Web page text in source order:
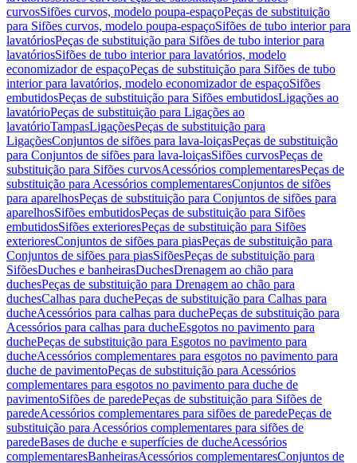
curvosSifões curvos, modelo poupa-espaçoPeças de substituição
para Sifões curvos, modelo poupa-espaçoSifões de tubo interior para
lavatóriosPeças de substituição para Sifões de tubo interior para
lavatóriosSifões de tubo interior para lavatórios, modelo
economizador de espaçoPeças de substituição para Sifões de tubo
interior para lavatórios, modelo economizador de espaçoSifões
embutidosPeças de substituição para Sifões embutidosLigações ao
lavatórioPeças de substituição para Ligações ao
lavatórioTampasLigaçõesPeças de substituição para
LigaçõesConjuntos de sifões para lava-loiçasPeças de substituição
para Conjuntos de sifões para lava-loiçasSifões curvosPeças de
substituição para Sifões curvosAcessórios complementaresPeças de
substituição para Acessórios complementaresConjuntos de sifões
para aparelhosPeças de substituição para Conjuntos de sifões para
aparelhosSifões embutidosPeças de substituição para Sifões
embutidosSifões exterioresPeças de substituição para Sifões
exterioresConjuntos de sifões para piasPeças de substituição para
Conjuntos de sifões para piasSifõesPeças de substituição para
SifõesDuches e banheirasDuchesDrenagem ao chão para
duchesPeças de substituição para Drenagem ao chão para
duchesCalhas para duchePeças de substituição para Calhas para
ducheAcessórios para calhas para duchePeças de substituição para
Acessórios para calhas para ducheEsgotos no pavimento para
duchePeças de substituição para Esgotos no pavimento para
ducheAcessórios complementares para esgotos no pavimento para
duche de pavimentoPeças de substituição para Acessórios
complementares para esgotos no pavimento para duche de
pavimentoSifões de paredePeças de substituição para Sifões de
paredeAcessórios complementares para sifões de paredePeças de
substituição para Acessórios complementares para sifões de
paredeBases de duche e superfícies de ducheAcessórios
complementaresBanheirasAcessórios complementaresConjuntos de